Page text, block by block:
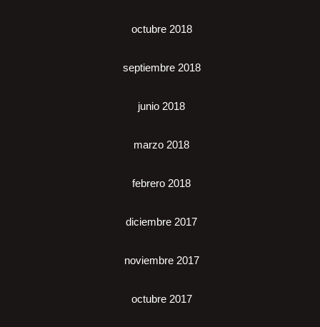
octubre 2018
septiembre 2018
junio 2018
marzo 2018
febrero 2018
diciembre 2017
noviembre 2017
octubre 2017